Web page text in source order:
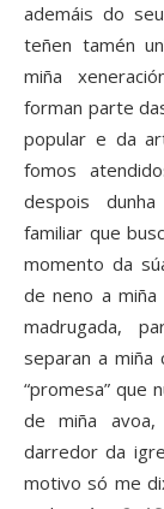
ademáis do
teñen tamén
miña
forman parte
popular e da
fomos
despois
familiar que
momento da
de neno a
madrugada,
separan a miña
“promesa” que
de miña
darredor da
motivo só me